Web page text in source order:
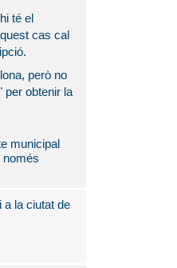
té el
cas cal
però no
per obtenir la
municipal
només
a la ciutat de